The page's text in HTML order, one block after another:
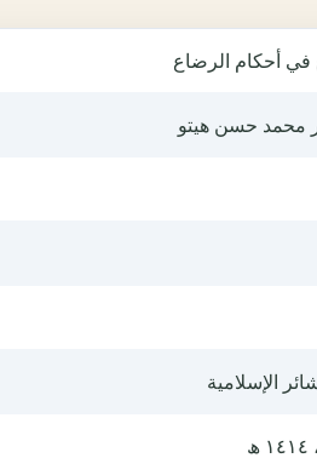
في أحكام الرضاع
محمد حسن هيتو
الإسلامية